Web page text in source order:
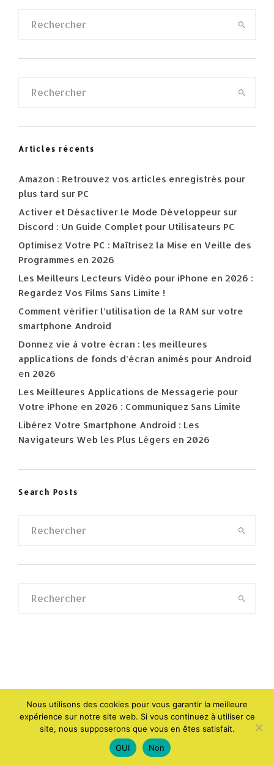
Articles récents
Amazon : Retrouvez vos articles enregistrés pour
plus tard sur PC
Activer et Désactiver le Mode Développeur sur
Discord : Un Guide Complet pour Utilisateurs PC
Optimisez Votre PC : Maîtrisez la Mise en Veille des
Programmes en 2026
Les Meilleurs Lecteurs Vidéo pour iPhone en 2026 :
Regardez Vos Films Sans Limite !
Comment vérifier l’utilisation de la RAM sur votre
smartphone Android
Donnez vie à votre écran : les meilleures
applications de fonds d’écran animés pour Android
en 2026
Les Meilleures Applications de Messagerie pour
Votre iPhone en 2026 : Communiquez Sans Limite
Libérez Votre Smartphone Android : Les
Navigateurs Web les Plus Légers en 2026
Search Posts
Nous utilisons des cookies pour vous garantir la meilleure
expérience sur notre site web. Si vous continuez à utiliser ce
site, nous supposerons que vous en êtes satisfait.
OUI
Non